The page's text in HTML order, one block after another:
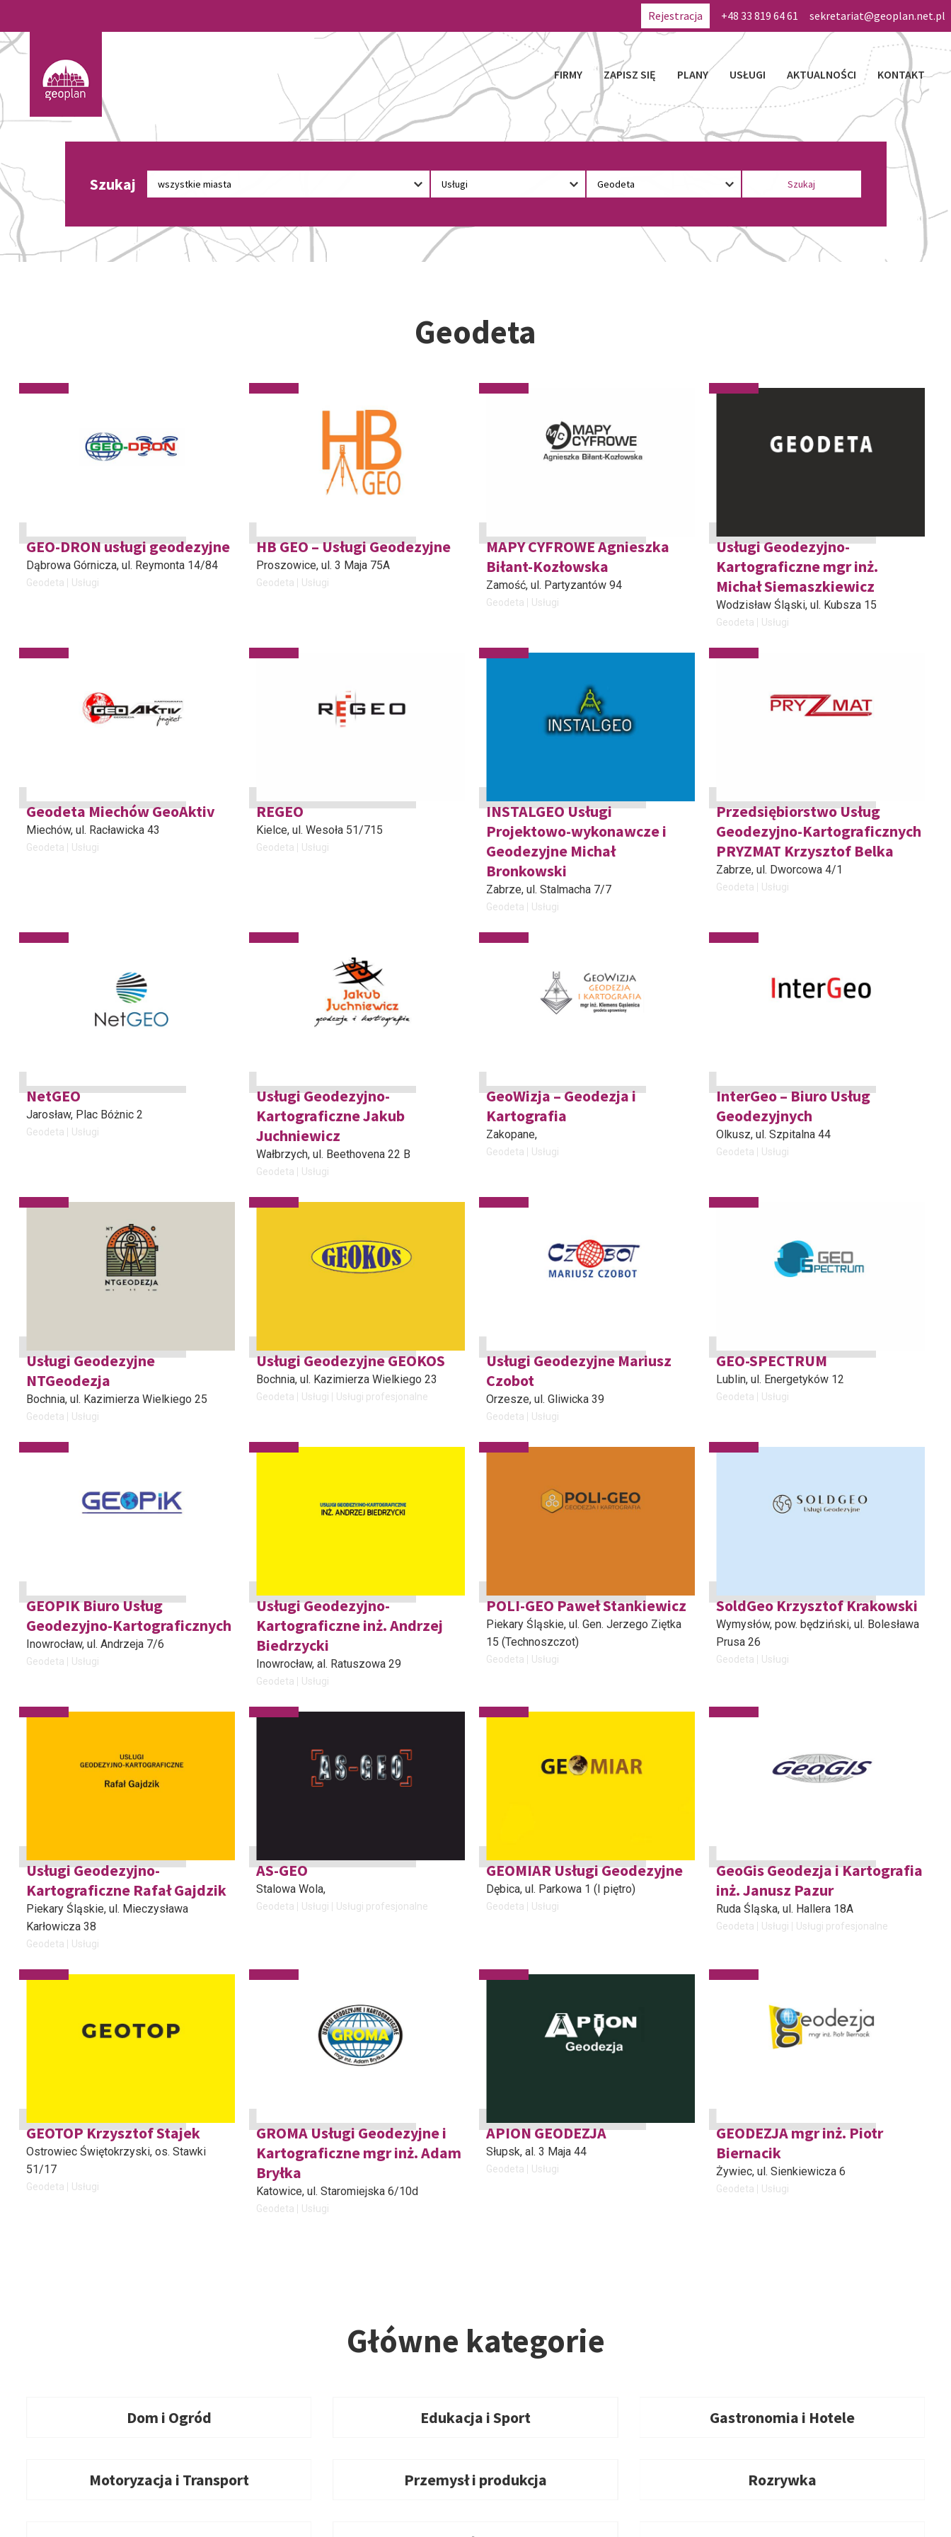
Rejestracja +48 33 819 64 61 sekretariat@geoplan.net.pl
FIRMY ZAPISZ SIĘ PLANY USŁUGI AKTUALNOŚCI KONTAKT
Szukaj
Geodeta
GEO-DRON usługi geodezyjne
Dąbrowa Górnicza, ul. Reymonta 14/84
Geodeta Usługi
HB GEO – Usługi Geodezyjne
Proszowice, ul. 3 Maja 75A
Geodeta Usługi
MAPY CYFROWE Agnieszka
Biłant-Kozłowska
Zamość, ul. Partyzantów 94
Geodeta Usługi
Usługi Geodezyjno-
Kartograficzne mgr inż.
Michał Siemaszkiewicz
Wodzisław Śląski, ul. Kubsza 15
Geodeta Usługi
Geodeta Miechów GeoAktiv
Miechów, ul. Racławicka 43
Geodeta Usługi
REGEO
Kielce, ul. Wesoła 51/715
Geodeta Usługi
INSTALGEO Usługi
Projektowo-wykonawcze i
Geodezyjne Michał
Bronkowski
Zabrze, ul. Stalmacha 7/7
Geodeta Usługi
Przedsiębiorstwo Usług
Geodezyjno-Kartograficznych
PRYZMAT Krzysztof Belka
Zabrze, ul. Dworcowa 4/1
Geodeta Usługi
NetGEO
Jarosław, Plac Bóżnic 2
Geodeta Usługi
Usługi Geodezyjno-
Kartograficzne Jakub
Juchniewicz
Wałbrzych, ul. Beethovena 22 B
Geodeta Usługi
GeoWizja – Geodezja i
Kartografia
Zakopane,
Geodeta Usługi
InterGeo – Biuro Usług
Geodezyjnych
Olkusz, ul. Szpitalna 44
Geodeta Usługi
Usługi Geodezyjne
NTGeodezja
Bochnia, ul. Kazimierza Wielkiego 25
Geodeta Usługi
Usługi Geodezyjne GEOKOS
Bochnia, ul. Kazimierza Wielkiego 23
Geodeta Usługi Usługi profesjonalne
Usługi Geodezyjne Mariusz
Czobot
Orzesze, ul. Gliwicka 39
Geodeta Usługi
GEO-SPECTRUM
Lublin, ul. Energetyków 12
Geodeta Usługi
GEOPIK Biuro Usług
Geodezyjno-Kartograficznych
Inowrocław, ul. Andrzeja 7/6
Geodeta Usługi
Usługi Geodezyjno-
Kartograficzne inż. Andrzej
Biedrzycki
Inowrocław, al. Ratuszowa 29
Geodeta Usługi
POLI-GEO Paweł Stankiewicz
Piekary Śląskie, ul. Gen. Jerzego Ziętka
15 (Technoszczot)
Geodeta Usługi
SoldGeo Krzysztof Krakowski
Wymysłów, pow. będziński, ul. Bolesława
Prusa 26
Geodeta Usługi
Usługi Geodezyjno-
Kartograficzne Rafał Gajdzik
Piekary Śląskie, ul. Mieczysława
Karłowicza 38
Geodeta Usługi
AS-GEO
Stalowa Wola,
Geodeta Usługi Usługi profesjonalne
GEOMIAR Usługi Geodezyjne
Dębica, ul. Parkowa 1 (I piętro)
Geodeta Usługi
GeoGis Geodezja i Kartografia
inż. Janusz Pazur
Ruda Śląska, ul. Hallera 18A
Geodeta Usługi Usługi profesjonalne
GEOTOP Krzysztof Stajek
Ostrowiec Świętokrzyski, os. Stawki
51/17
Geodeta Usługi
GROMA Usługi Geodezyjne i
Kartograficzne mgr inż. Adam
Bryłka
Katowice, ul. Staromiejska 6/10d
Geodeta Usługi
APION GEODEZJA
Słupsk, al. 3 Maja 44
Geodeta Usługi
GEODEZJA mgr inż. Piotr
Biernacik
Żywiec, ul. Sienkiewicza 6
Geodeta Usługi
Główne kategorie
Dom i Ogród Edukacja i Sport Gastronomia i Hotele
Motoryzacja i Transport Przemysł i produkcja Rozrywka